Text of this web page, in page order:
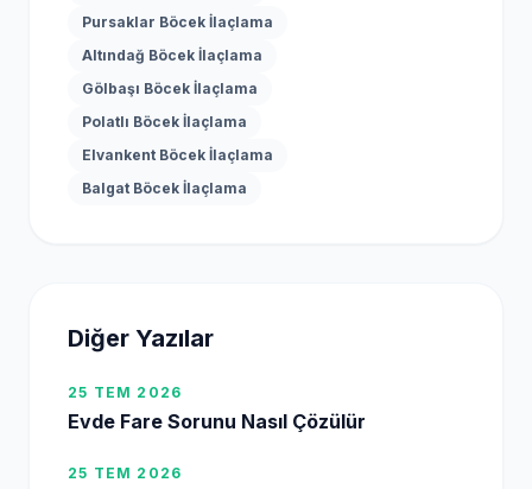
Pursaklar Böcek İlaçlama
Altındağ Böcek İlaçlama
Gölbaşı Böcek İlaçlama
Polatlı Böcek İlaçlama
Elvankent Böcek İlaçlama
Balgat Böcek İlaçlama
Diğer Yazılar
25 TEM 2026
Evde Fare Sorunu Nasıl Çözülür
25 TEM 2026